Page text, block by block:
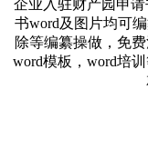
企业入驻财产园申
书word及图片均可
除等编纂操做，免
word模板，word培